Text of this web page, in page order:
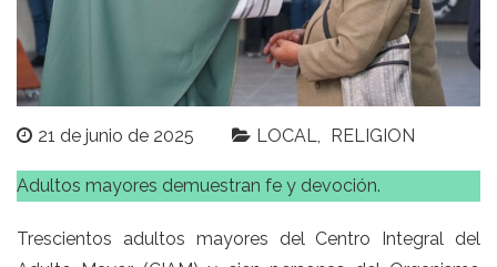
21 de junio de 2025 LOCAL RELIGION
Adultos mayores demuestran fe y devoción.
Trescientos adultos mayores del Centro Integral del